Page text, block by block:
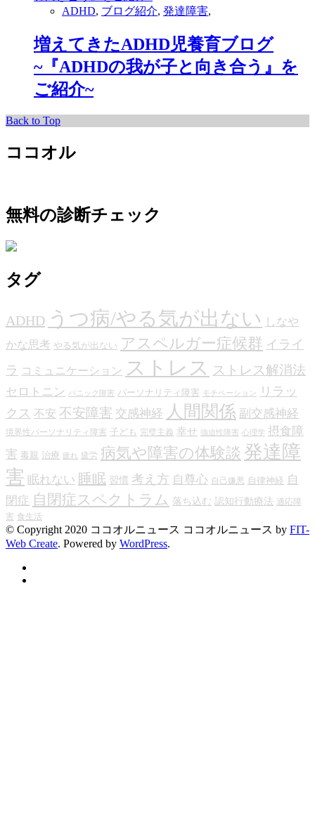
ADHD, ブログ紹介, 発達障害,
増えてきたADHD児養育ブログ
~『ADHDの我が子と向き合う』を
ご紹介~
Back to Top
ココオル
無料の診断チェック
タグ
ADHD うつ病/やる気が出ない
しなや
かな思考 やる気が出ない アスペルガー症候群 イライ
ラ コミュニケーション ストレス ストレス解消法
セロトニン パニック障害 パーソナリティ障害 モチベーション
リラッ
クス 不安 不安障害 交感神経 人間関係 副交感神経
境界性パーソナリティ障害 子ども 完璧主義 幸せ 強迫性障害 心理学 摂食障
害 毒親 治療 疲れ 疲労 病気や障害の体験談 発達障
害 眠れない 睡眠 習慣 考え方 自尊心 自己嫌悪 自律神経 自
閉症 自閉症スペクトラム 落ち込む 認知行動療法 適応障
害 食生活
© Copyright 2020 ココオルニュース ココオルニュース by FIT-
Web Create. Powered by WordPress.